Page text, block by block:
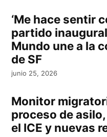
‘Me hace sentir
partido
Mundo une a la
de SF
junio 25, 2026
Monitor
proceso de
el ICE y nuevas